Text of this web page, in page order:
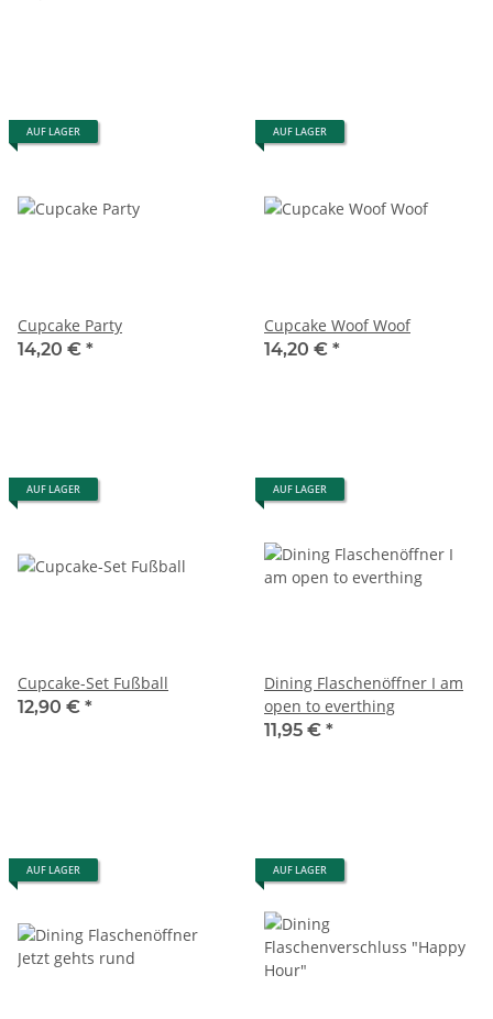
AUF LAGER
Cupcake Party
14,20 € *
AUF LAGER
Cupcake Woof Woof
14,20 € *
AUF LAGER
Cupcake-Set Fußball
12,90 € *
AUF LAGER
Dining Flaschenöffner I am
open to everthing
11,95 € *
AUF LAGER AUF LAGER